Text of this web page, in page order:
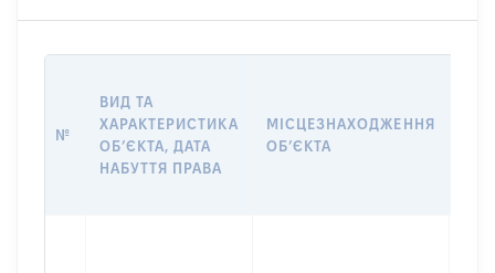
№
ВИД ТА
ХАРАКТЕРИСТИКА
ОБʼЄКТА, ДАТА
НАБУТТЯ ПРАВА
МІСЦЕЗНАХОДЖЕННЯ
ОБʼЄКТА